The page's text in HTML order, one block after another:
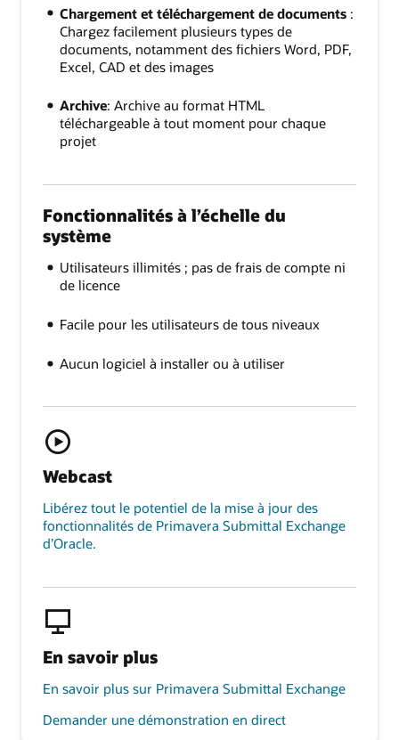
Chargement et téléchargement de documents:
Chargez facilement plusieurs types de
documents, notamment des fichiers Word, PDF,
Excel, CAD et des images
Archive: Archive au format HTML
téléchargeable à tout moment pour chaque
projet
Fonctionnalités à l’échelle du
système
Utilisateurs illimités ; pas de frais de compte ni
de licence
Facile pour les utilisateurs de tous niveaux
Aucun logiciel à installer ou à utiliser
Webcast
Libérez tout le potentiel de la mise à jour des
fonctionnalités de Primavera Submittal Exchange
d’Oracle.
En savoir plus
En savoir plus sur Primavera Submittal Exchange
Demander une démonstration en direct